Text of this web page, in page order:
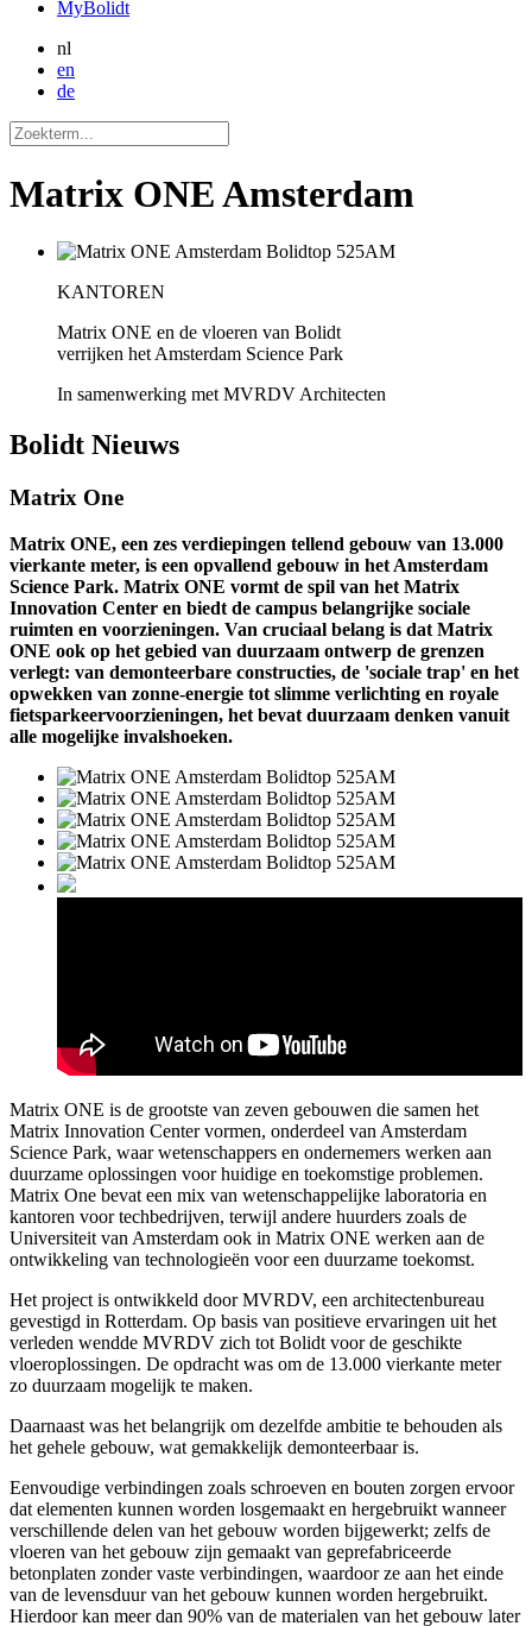
MyBolidt
nl
en
de
Matrix ONE Amsterdam
KANTOREN
Matrix ONE en de vloeren van Bolidt
verrijken het Amsterdam Science Park
In samenwerking met MVRDV Architecten
Bolidt Nieuws
Matrix One
Matrix ONE, een zes verdiepingen tellend gebouw van 13.000
vierkante meter, is een opvallend gebouw in het Amsterdam
Science Park. Matrix ONE vormt de spil van het Matrix
Innovation Center en biedt de campus belangrijke sociale
ruimten en voorzieningen. Van cruciaal belang is dat Matrix
ONE ook op het gebied van duurzaam ontwerp de grenzen
verlegt: van demonteerbare constructies, de 'sociale trap' en het
opwekken van zonne-energie tot slimme verlichting en royale
fietsparkeervoorzieningen, het bevat duurzaam denken vanuit
alle mogelijke invalshoeken.
Matrix ONE is de grootste van zeven gebouwen die samen het
Matrix Innovation Center vormen, onderdeel van Amsterdam
Science Park, waar wetenschappers en ondernemers werken aan
duurzame oplossingen voor huidige en toekomstige problemen.
Matrix One bevat een mix van wetenschappelijke laboratoria en
kantoren voor techbedrijven, terwijl andere huurders zoals de
Universiteit van Amsterdam ook in Matrix ONE werken aan de
ontwikkeling van technologieën voor een duurzame toekomst.
Het project is ontwikkeld door MVRDV, een architectenbureau
gevestigd in Rotterdam. Op basis van positieve ervaringen uit het
verleden wendde MVRDV zich tot Bolidt voor de geschikte
vloeroplossingen. De opdracht was om de 13.000 vierkante meter
zo duurzaam mogelijk te maken.
Daarnaast was het belangrijk om dezelfde ambitie te behouden als
het gehele gebouw, wat gemakkelijk demonteerbaar is.
Eenvoudige verbindingen zoals schroeven en bouten zorgen ervoor
dat elementen kunnen worden losgemaakt en hergebruikt wanneer
verschillende delen van het gebouw worden bijgewerkt; zelfs de
vloeren van het gebouw zijn gemaakt van geprefabriceerde
betonplaten zonder vaste verbindingen, waardoor ze aan het einde
van de levensduur van het gebouw kunnen worden hergebruikt.
Hierdoor kan meer dan 90% van de materialen van het gebouw later